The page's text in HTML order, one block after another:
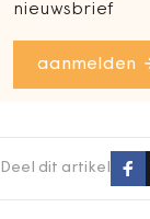
nieuwsbrief
aanmelden
Deel dit artikel